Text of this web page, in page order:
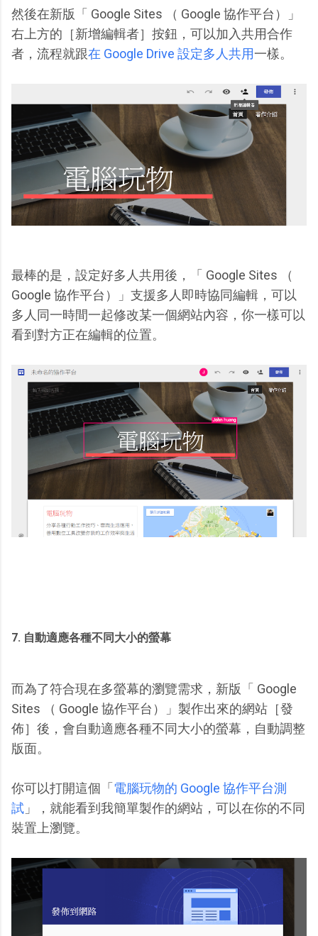
然後在新版「 Google Sites （ Google 協作平台）」
右上方的［新增編輯者］按鈕，可以加入共用合作
者，流程就跟在 Google Drive 設定多人共用一樣。
最棒的是，設定好多人共用後，「 Google Sites （
Google 協作平台）」支援多人即時協同編輯，可以
多人同一時間一起修改某一個網站內容，你一樣可以
看到對方正在編輯的位置。
7. 自動適應各種不同大小的螢幕
而為了符合現在多螢幕的瀏覽需求，新版「 Google
Sites （ Google 協作平台）」製作出來的網站［發
佈］後，會自動適應各種不同大小的螢幕，自動調整
版面。
你可以打開這個「電腦玩物的 Google 協作平台測
試 」，就能看到我簡單製作的網站，可以在你的不同
裝置上瀏覽。